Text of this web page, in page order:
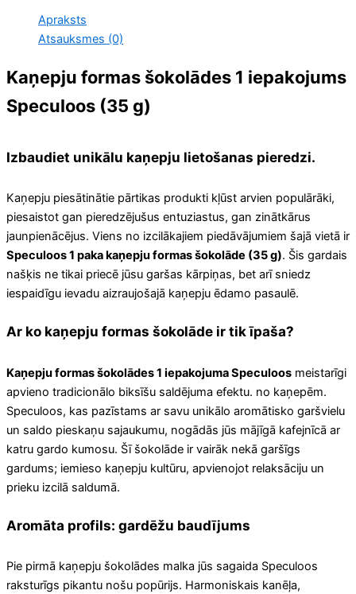
Apraksts
Atsauksmes (0)
Kaņepju formas šokolādes 1 iepakojums
Speculoos (35 g)
Izbaudiet unikālu kaņepju lietošanas pieredzi.
Kaņepju piesātinātie pārtikas produkti kļūst arvien populārāki,
piesaistot gan pieredzējušus entuziastus, gan zinātkārus
jaunpienācējus. Viens no izcilākajiem piedāvājumiem šajā vietā ir
Speculoos 1 paka kaņepju formas šokolāde (35 g). Šis gardais
našķis ne tikai priecē jūsu garšas kārpiņas, bet arī sniedz
iespaidīgu ievadu aizraujošajā kaņepju ēdamo pasaulē.
Ar ko kaņepju formas šokolāde ir tik īpaša?
Kaņepju formas šokolādes 1 iepakojuma Speculoos meistarīgi
apvieno tradicionālo biksīšu saldējuma efektu. no kaņepēm.
Speculoos, kas pazīstams ar savu unikālo aromātisko garšvielu
un saldo pieskaņu sajaukumu, nogādās jūs mājīgā kafejnīcā ar
katru gardo kumosu. Šī šokolāde ir vairāk nekā garšīgs
gardums; iemieso kaņepju kultūru, apvienojot relaksāciju un
prieku izcilā saldumā.
Aromāta profils: gardēžu baudījums
Pie pirmā kaņepju šokolādes malka jūs sagaida Speculoos
raksturīgs pikantu nošu popūrijs. Harmoniskais kanēļa,